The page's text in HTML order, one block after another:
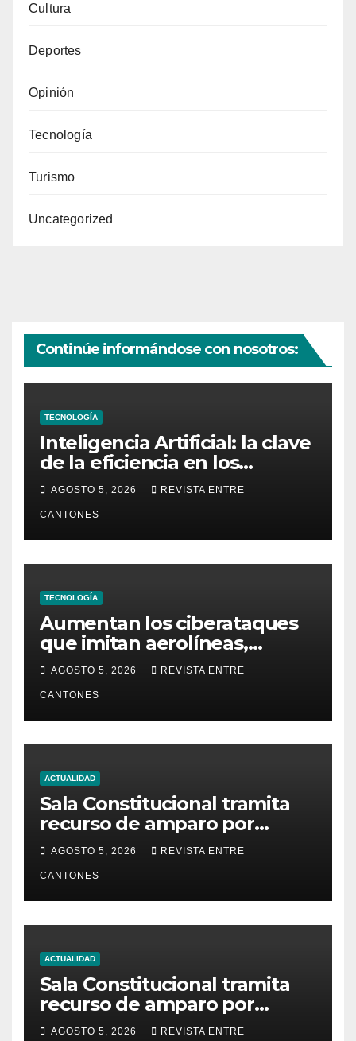
Cultura
Deportes
Opinión
Tecnología
Turismo
Uncategorized
Continúe informándose con nosotros:
TECNOLOGÍA
Inteligencia Artificial: la clave
de la eficiencia en los
Centros de Operaciones de
Seguridad
AGOSTO 5, 2026 REVISTA ENTRE
CANTONES
TECNOLOGÍA
Aumentan los ciberataques
que imitan aerolíneas,
hoteles y plataformas de
AGOSTO 5, 2026 REVISTA ENTRE
CANTONES
ACTUALIDAD
Sala Constitucional tramita
recurso de amparo por
presunta falta de respuesta
en relación con los
fundamentos técnicos del
examen de incorporación al
Colegio de Abogados
AGOSTO 5, 2026 REVISTA ENTRE
CANTONES
ACTUALIDAD
Sala Constitucional tramita
recurso de amparo por
presunta falta de respuesta
AGOSTO 5, 2026 REVISTA ENTRE